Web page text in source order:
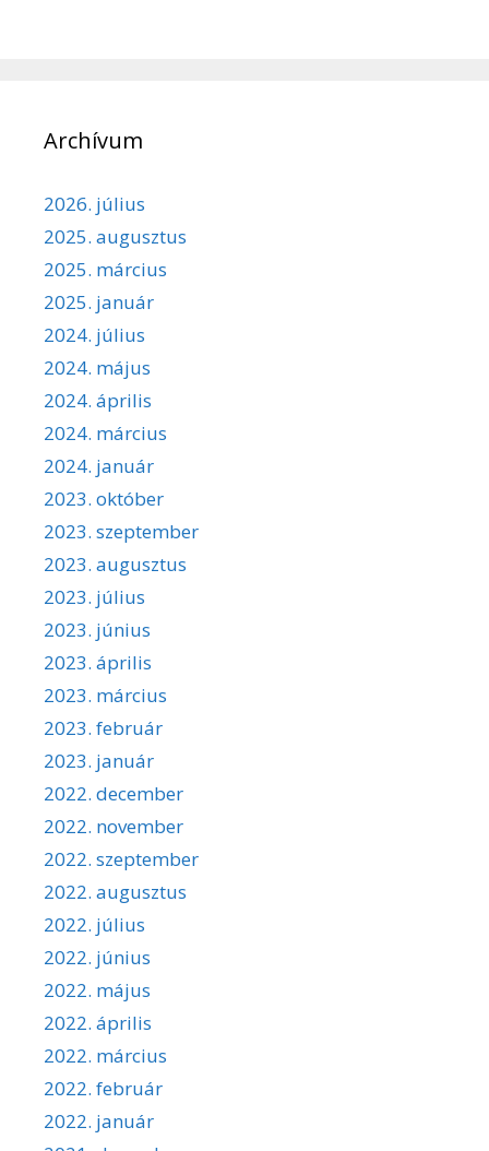
Archívum
2026. július
2025. augusztus
2025. március
2025. január
2024. július
2024. május
2024. április
2024. március
2024. január
2023. október
2023. szeptember
2023. augusztus
2023. július
2023. június
2023. április
2023. március
2023. február
2023. január
2022. december
2022. november
2022. szeptember
2022. augusztus
2022. július
2022. június
2022. május
2022. április
2022. március
2022. február
2022. január